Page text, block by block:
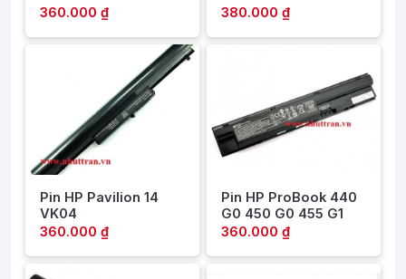
360.000 ₫
380.000 ₫
Pin HP Pavilion 14
VK04
360.000 ₫
Pin HP ProBook 440
G0 450 G0 455 G1
360.000 ₫